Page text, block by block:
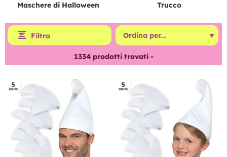
Maschere di Halloween Trucco
Filtra
1334prodotti trovati -